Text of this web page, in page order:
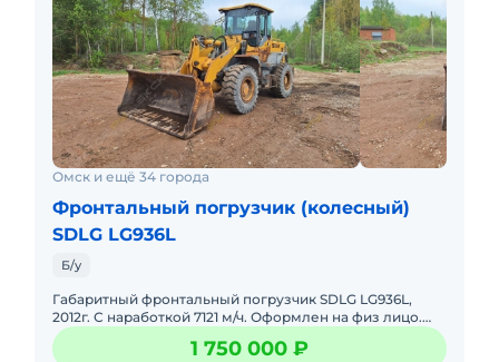
Омск и ещё 34 города
Фронтальный погрузчик (колесный)
SDLG LG936L
Б/у
Габаритный фронтальный погрузчик SDLG LG936L,
2012г. С наработкой 7121 м/ч. Оформлен на физ лицо.
Технику брали под себя для уборки снега и работы на
базе. Техн
1 750 000 ₽